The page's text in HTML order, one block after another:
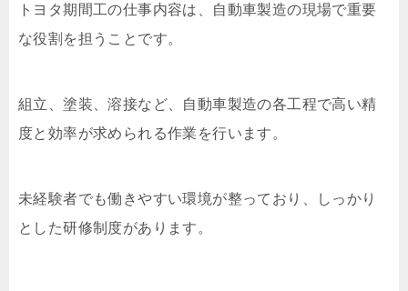
トヨタ期間工の仕事内容は、自動車製造の現場で重要
な役割を担うことです。
組立、塗装、溶接など、自動車製造の各工程で高い精
度と効率が求められる作業を行います。
未経験者でも働きやすい環境が整っており、しっかり
とした研修制度があります。